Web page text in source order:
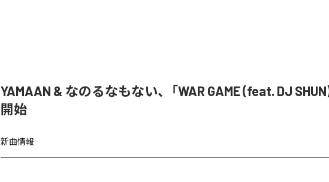
YAMAAN & なのるなもない、「WAR GAME (feat. DJ
開始
新曲情報